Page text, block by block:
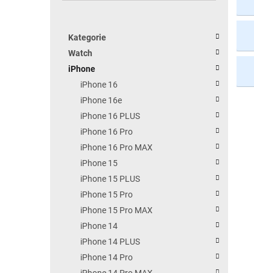
Kategorie
Watch
iPhone
iPhone 16
iPhone 16e
iPhone 16 PLUS
iPhone 16 Pro
iPhone 16 Pro MAX
iPhone 15
iPhone 15 PLUS
iPhone 15 Pro
iPhone 15 Pro MAX
iPhone 14
iPhone 14 PLUS
iPhone 14 Pro